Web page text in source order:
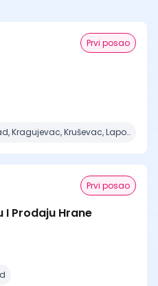
Prvi posao
Beograd, Kragujevac, Kruševac, Lapovo, Niš + 4 mesta
Prvi posao
I Prodaju Hrane